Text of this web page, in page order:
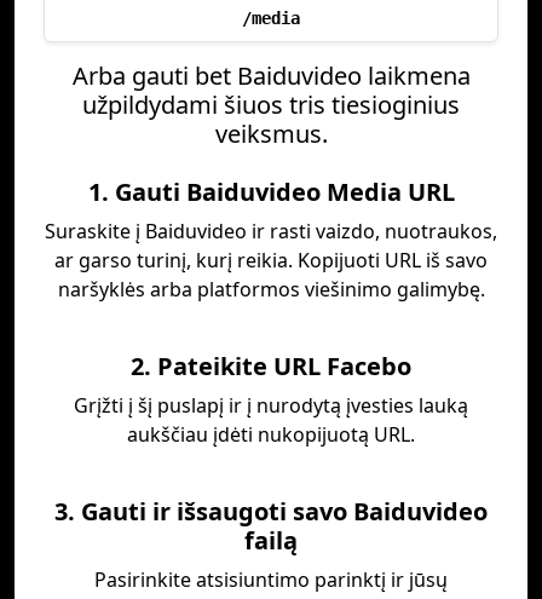
/media
Arba gauti bet Baiduvideo laikmena
užpildydami šiuos tris tiesioginius
veiksmus.
1. Gauti Baiduvideo Media URL
Suraskite į Baiduvideo ir rasti vaizdo, nuotraukos,
ar garso turinį, kurį reikia. Kopijuoti URL iš savo
naršyklės arba platformos viešinimo galimybę.
2. Pateikite URL Facebo
Grįžti į šį puslapį ir į nurodytą įvesties lauką
aukščiau įdėti nukopijuotą URL.
3. Gauti ir išsaugoti savo Baiduvideo
failą
Pasirinkite atsisiuntimo parinktį ir jūsų